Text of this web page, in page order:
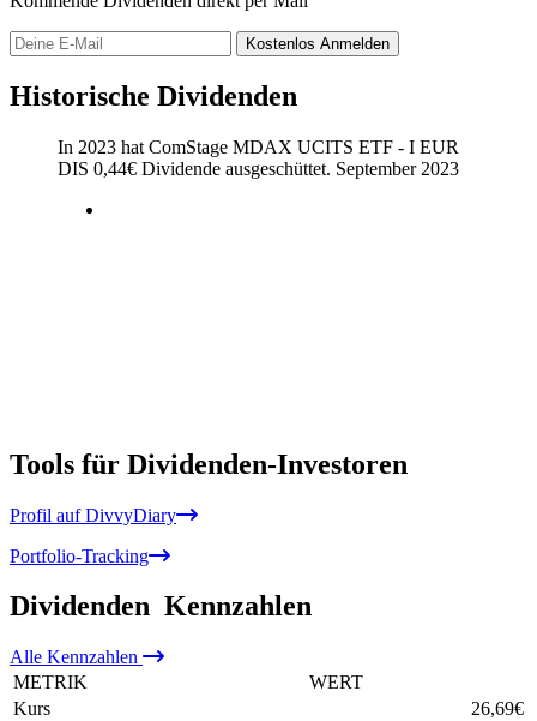
Kostenlos Anmelden
Historische Dividenden
In 2023 hat ComStage MDAX UCITS ETF - I EUR
DIS 0,44€ Dividende ausgeschüttet. September 2023
Tools für Dividenden-Investoren
Profil auf DivvyDiary
Portfolio-Tracking
Dividenden Kennzahlen
Alle Kennzahlen
METRIK
WERT
Kurs
26,69€